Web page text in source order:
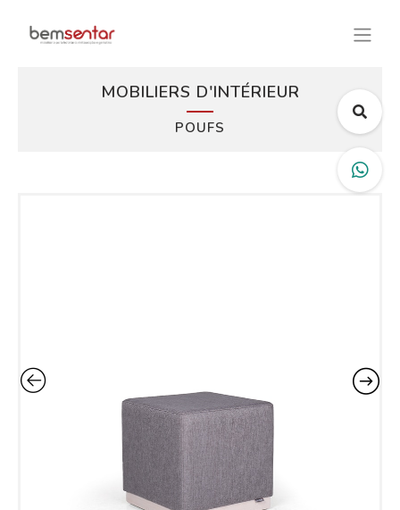
MOBILIERS D'INTÉRIEUR
POUFS